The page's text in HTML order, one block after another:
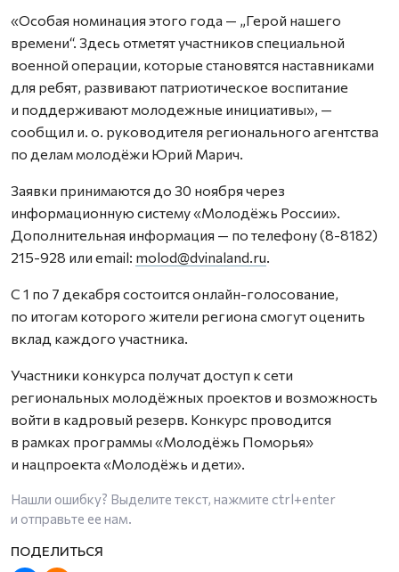
«Особая номинация этого года — „Герой нашего
времени“. Здесь отметят участников специальной
военной операции, которые становятся наставниками
для ребят, развивают патриотическое воспитание
и поддерживают молодежные инициативы», —
сообщил и. о. руководителя регионального агентства
по делам молодёжи Юрий Марич.
Заявки принимаются до 30 ноября через
информационную систему «Молодёжь России».
Дополнительная информация — по телефону (8-8182)
215-928 или email: molod@dvinaland.ru.
С 1 по 7 декабря состоится онлайн-голосование,
по итогам которого жители региона смогут оценить
вклад каждого участника.
Участники конкурса получат доступ к сети
региональных молодёжных проектов и возможность
войти в кадровый резерв. Конкурс проводится
в рамках программы «Молодёжь Поморья»
и нацпроекта «Молодёжь и дети».
Нашли ошибку? Выделите текст, нажмите ctrl+enter
и отправьте ее нам.